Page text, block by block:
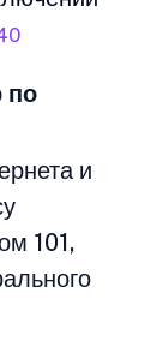
по
и
101,